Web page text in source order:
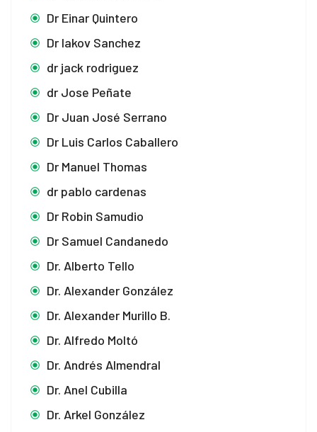
Dr Einar Quintero
Dr Iakov Sanchez
dr jack rodriguez
dr Jose Peñate
Dr Juan José Serrano
Dr Luis Carlos Caballero
Dr Manuel Thomas
dr pablo cardenas
Dr Robin Samudio
Dr Samuel Candanedo
Dr. Alberto Tello
Dr. Alexander González
Dr. Alexander Murillo B.
Dr. Alfredo Moltó
Dr. Andrés Almendral
Dr. Anel Cubilla
Dr. Arkel González